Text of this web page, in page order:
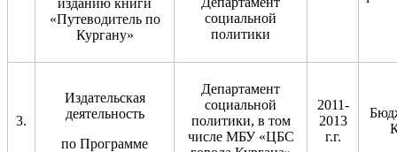
«Путеводитель по
Кургану»
социальной
политики
3.
Издательская
деятельность
по Программе
Департамент
социальной
политики, в том
числе МБУ «ЦБС
2011-
2013
г.г.